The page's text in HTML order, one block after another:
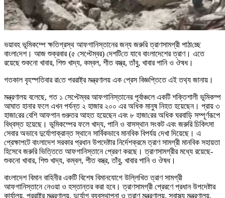
ভয়াবহ ভূমিকম্পে ক্ষ‌তিগ্রস্থ আফগানিস্তানের জন্য জরু‌রি ত্রাণসামগ্রী পাঠা‌চ্ছে
বাংলা‌দেশ। আজ শুক্রবার (৫ সেপ্টেম্বর) দেশ‌টি‌তে যাবে বাংলাদেশের ত্রাণ। এতে
রয়েছে শুকনো খাবার, শিশু খাদ্য, কম্বল, শীত বস্ত্র, তাঁবু, খাবার পানি ও ঔষধ।
গতকাল বৃহস্প‌তিবার রা‌তে পররাষ্ট্র মন্ত্রণালয় এক প্রেস বিজ্ঞপ্তিতে এই তথ‌্য জানায়।
মন্ত্রণালয় বলেছে, গত ১ সেপ্টেম্বর আফগানিস্তানের পূর্বাঞ্চলে একটি শক্তিশালী ভূমিকম্প
আঘাত হানার ফলে এখন পর্যন্ত ২ হাজার ২০০ এর অধিক মানুষ নিহত হয়েছেন। প্রায় ৩
হাজা‌রের বেশি আফগান গুরুতর আহত হয়েছেন এবং ৮ হাজা‌রের অধিক ঘরবাড়ি সম্পূর্ণরূপে
বিধ্বস্ত হয়েছে। ভূমিকম্পের ফলে খাদ্য, পানি ও বাসস্থান সংকট এবং জরুরি চিকিৎসা
সেবার অভাবে দুর্যোগাক্রান্ত স্থানে সার্বিকভাবে মানবিক বিপর্যয় দেখা দিয়েছে। এ
প্রেক্ষাপটে বাংলাদেশ সরকার প্রধান উপদেষ্টার নির্দেশক্রমে ত্রাণ সামগ্রী মানবিক সহায়তা
হিসেবে জরুরি ভিত্তিতে আফগানিস্তানে প্রেরণ করছে। ত্রাণসামগ্রীর মধ্যে রয়েছে-
শুকনো খাবার, শিশু খাদ্য, কম্বল, শীত বস্ত্র, তাঁবু, খাবার পানি ও ঔষধ।
বাংলাদেশ বিমান বাহিনীর একটি বিশেষ বিমানযোগে উল্লিখিত ত্রাণ সামগ্রী
আফগানিস্তানে নেওয়া ও হস্তান্তর করা হবে। ত্রাণসামগ্রী প্রেরণে প্রধান উপদেষ্টার
কার্যালয়, পররাষ্ট্র মন্ত্রণালয়, দুর্যোগ ব্যবস্থাপনা ও ত্রাণ মন্ত্রণালয়, স্বাস্থ্য মন্ত্রণালয়,